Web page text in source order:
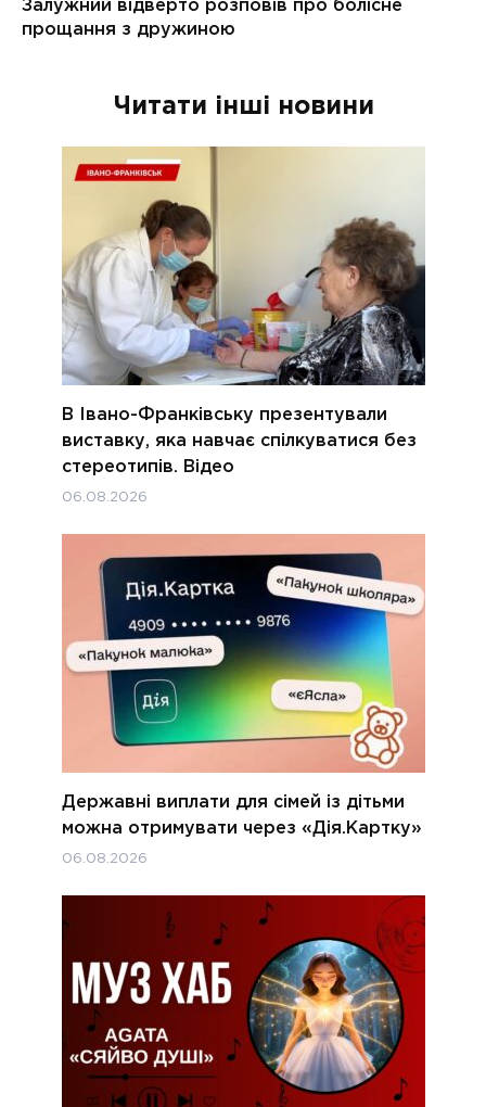
Читати інші новини
В Івано-Франківську презентували
виставку, яка навчає спілкуватися без
стереотипів. Відео
06.08.2026
Державні виплати для сімей із дітьми
можна отримувати через «Дія.Картку»
06.08.2026